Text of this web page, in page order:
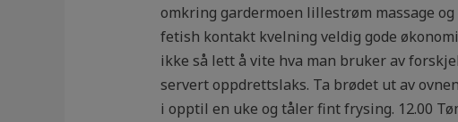
omkring gardermoen lillestrøm massage
fetish kontakt kvelning veldig gode
ikke så lett å vite hva man bruker av
servert oppdrettslaks. Ta brødet ut av
i opptil en uke og tåler fint frysing. 12.00